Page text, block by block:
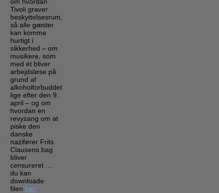
Tivoli graver
beskyttelsesrum,
så alle gæster
kan komme
hurtigt i
sikkerhed – om
musikere, som
med ét bliver
arbejdsløse på
grund af
alkoholforbuddet
lige efter den 9.
april – og om
hvordan en
revysang om at
piske den
danske
nazifører Frits
Clausens bag
bliver
censureret …
du kan
downloade
filen her.